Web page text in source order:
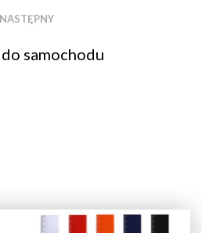
NASTĘPNY
samochodu